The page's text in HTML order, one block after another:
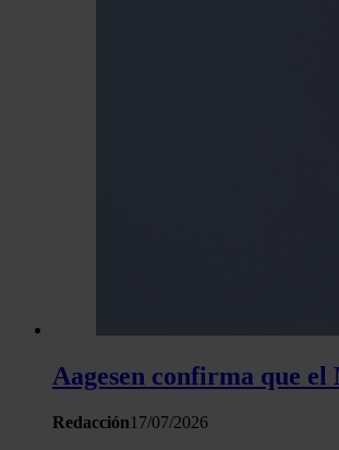
Aagesen confirma que
Redacción17/07/2026